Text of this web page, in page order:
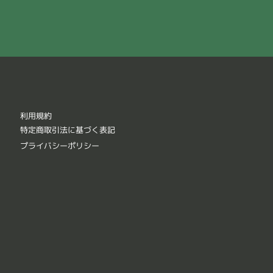
利用規約
特定商取引法に基づく表記
プライバシーポリシー